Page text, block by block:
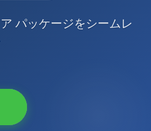
パッケージをシームレ